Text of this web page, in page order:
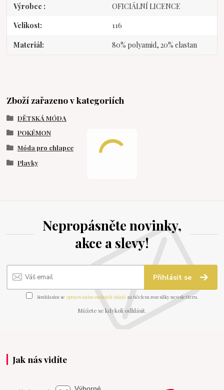
Výrobce OFICIÁLNÍ LICENCE
Velikost 116
Materiál 80% polyamid, 20% elastan
Zboží zařazeno v kategoriích
DĚTSKÁ MÓDA
POKÉMON
Móda pro chlapce
Plavky
Nepropásněte novinky,
akce a slevy!
Přihlásit se
Souhlasím se zpracováním osobních údajů za účelem rozesílky newsletteru.
Můžete se kdykoli odhlásit.
Jak nás vidíte